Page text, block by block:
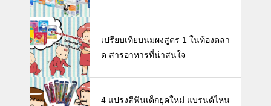
เปรียบเทียบนมผงสูตร 1 ในท้องตลา
ด สารอาหารที่น่าสนใจ
4 แปรงสีฟันเด็กยุคใหม่ แบรนด์ไหน